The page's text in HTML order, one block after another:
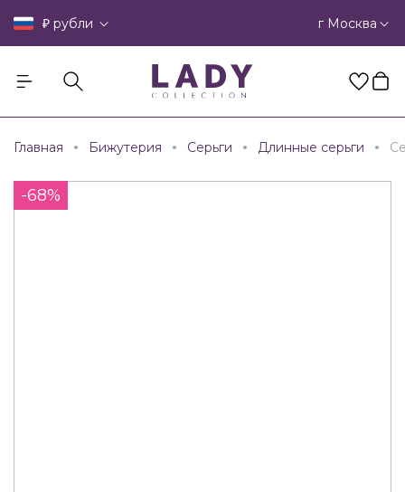
₽ рубли г Москва
Главная Бижутерия Серьги Длинные серьги
-68%